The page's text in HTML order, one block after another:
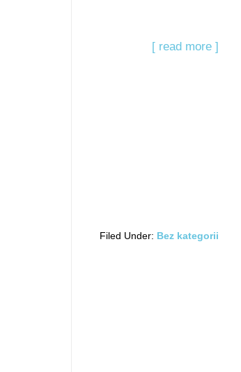
[ read more ]
Filed Under: Bez kategorii